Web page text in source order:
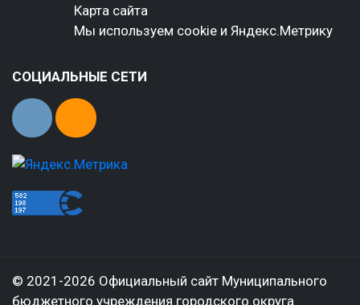
Карта сайта
Мы используем cookie и Яндекс.Метрику
СОЦИАЛЬНЫЕ СЕТИ
© 2021-2026 Официальный сайт Муниципального
бюджетного учреждения городского округа